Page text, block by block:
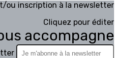
ou inscription à la newsletter
Cliquez pour éditer
accompagne